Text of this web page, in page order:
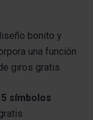
bonito y
una función
giros gratis.
símbolos